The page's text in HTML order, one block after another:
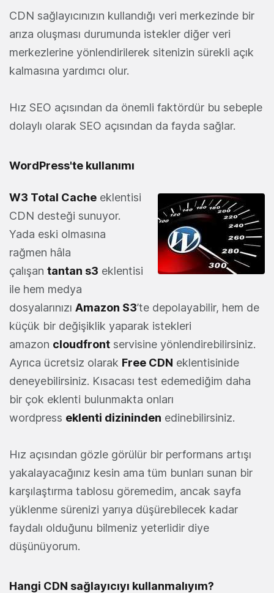
CDN sağlayıcınızın kullandığı veri merkezinde bir
arıza oluşması durumunda istekler diğer veri
merkezlerine yönlendirilerek sitenizin sürekli açık
kalmasına yardımcı olur.
Hız SEO açısından da önemli faktördür bu sebeple
dolaylı olarak SEO açısından da fayda sağlar.
WordPress'te kullanımı
W3 Total Cache eklentisi
CDN desteği sunuyor.
Yada eski olmasına
rağmen hâla
çalışan tantan s3 eklentisi
ile hem medya
dosyalarınızı Amazon S3’te depolayabilir, hem de
küçük bir değişiklik yaparak istekleri
amazon cloudfront servisine yönlendirebilirsiniz.
Ayrıca ücretsiz olarak Free CDN eklentisinide
deneyebilirsiniz. Kısacası test edemediğim daha
bir çok eklenti bulunmakta onları
wordpress eklenti dizininden edinebilirsiniz.
Hız açısından gözle görülür bir performans artışı
yakalayacağınız kesin ama tüm bunları sunan bir
karşılaştırma tablosu göremedim, ancak sayfa
yüklenme sürenizi yarıya düşürebilecek kadar
faydalı olduğunu bilmeniz yeterlidir diye
düşünüyorum.
Hangi CDN sağlayıcıyı kullanmalıyım?